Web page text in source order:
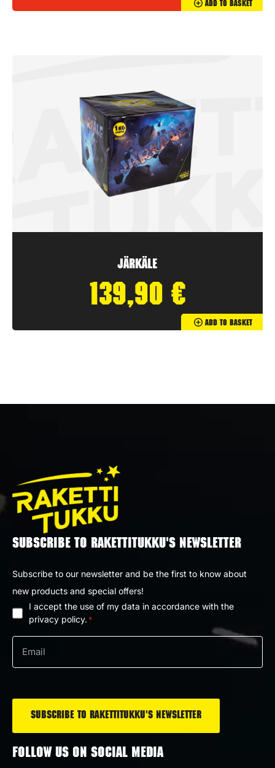
Add To Basket
Järkäle
139,90 €
Add To Basket
SUBSCRIBE TO RAKETTITUKKU'S NEWSLETTER
Subscribe to our newsletter and be the first to know about
new products and special offers!
Privacy
policy
I accept the use of my data in accordance with the
privacy policy. *
Email
FOLLOW US ON SOCIAL MEDIA